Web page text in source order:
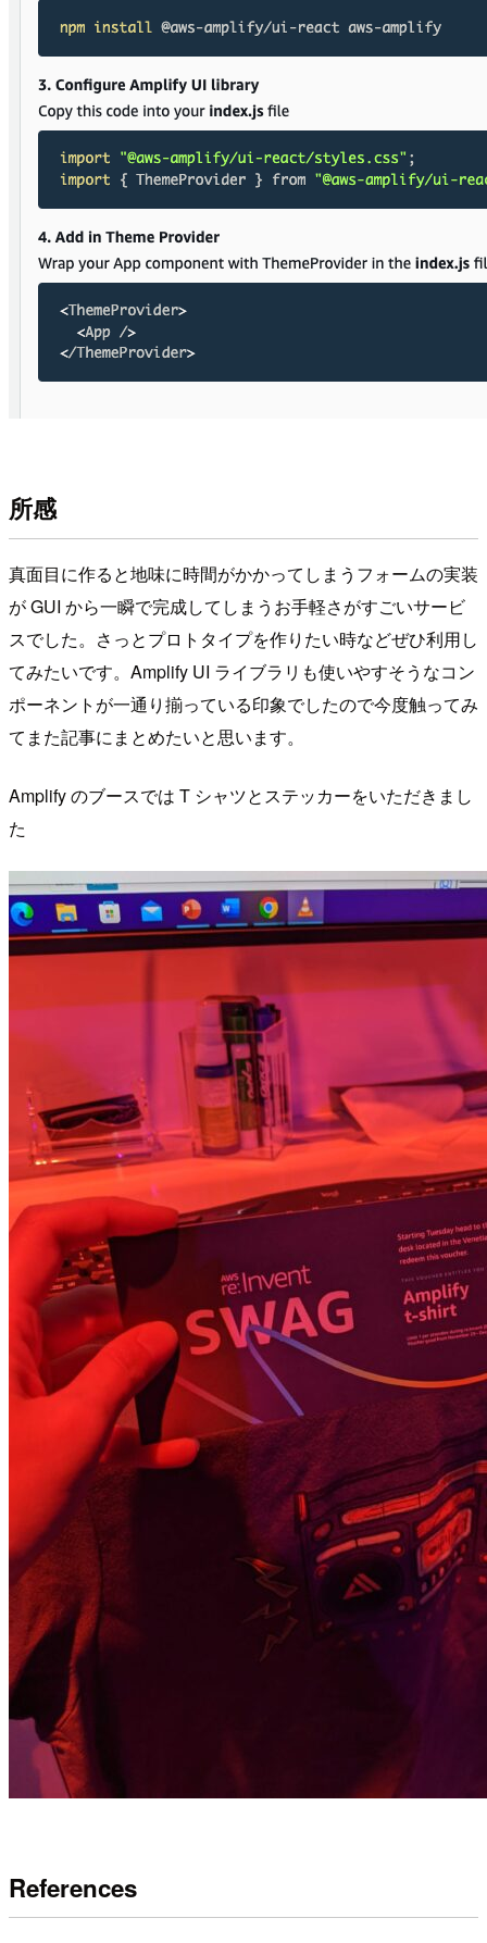
所感
真面目に作ると地味に時間がかかってしまうフォームの実装
が GUI から一瞬で完成してしまうお手軽さがすごいサービ
スでした。さっとプロトタイプを作りたい時などぜひ利用し
てみたいです。Amplify UI ライブラリも使いやすそうなコン
ポーネントが一通り揃っている印象でしたので今度触ってみ
てまた記事にまとめたいと思います。
Amplify のブースでは T シャツとステッカーをいただきまし
た
References